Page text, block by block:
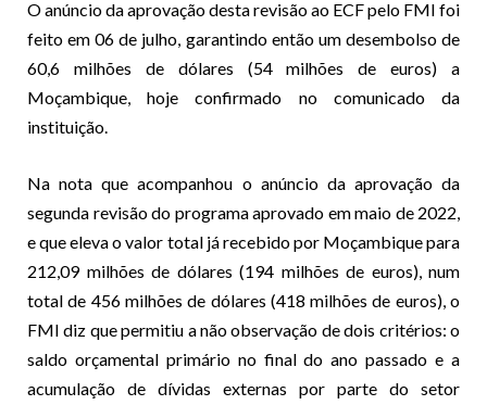
O anúncio da aprovação desta revisão ao ECF pelo FMI foi
feito em 06 de julho, garantindo então um desembolso de
60,6 milhões de dólares (54 milhões de euros) a
Moçambique, hoje confirmado no comunicado da
instituição.
Na nota que acompanhou o anúncio da aprovação da
segunda revisão do programa aprovado em maio de 2022,
e que eleva o valor total já recebido por Moçambique para
212,09 milhões de dólares (194 milhões de euros), num
total de 456 milhões de dólares (418 milhões de euros), o
FMI diz que permitiu a não observação de dois critérios: o
saldo orçamental primário no final do ano passado e a
acumulação de dívidas externas por parte do setor